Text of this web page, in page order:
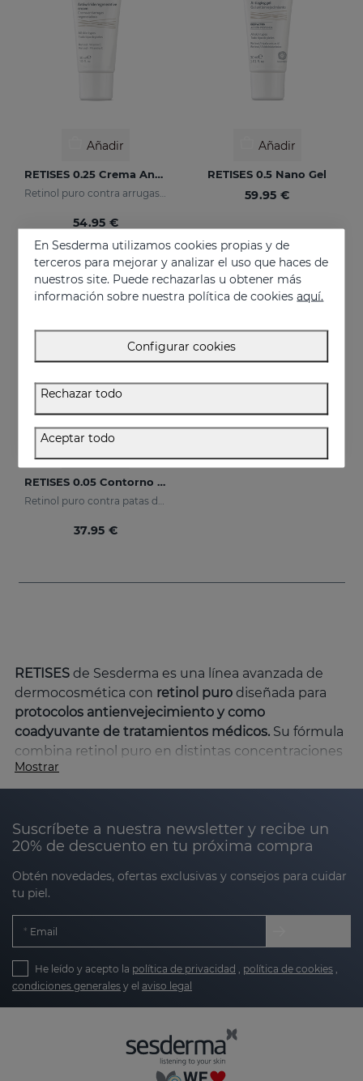
Añadir
RETISES 0.25 Crema Antiarrugas Regeneradora
54.95 €
Añadir
RETISES 0.5 Nano Gel
59.95 €
RETISES 0.05 Contorno De Ojos
Retinol puro contra patas de gallo
37.95 €
RETISES de Sesderma es una línea avanzada de
dermocosmética con retinol puro diseñada para
protocolos antienvejecimiento y como
coadyuvante de tratamientos médicos. Su fórmula
combina retinol puro en distintas concentraciones
con activos antiedad, como la glicoproteína del mar
antártico, antioxidantes como la vitamina C e
de activos combate eficazmente los signos del
envejecimiento, mejorando la textura, manchas y
firmeza de la piel.
¿Por qué elegir RETISES?
RETISES está formulada para abordar múltiples
preocupaciones de la piel:
suavizando las arrugas existentes y
previniendo la formación de nuevas.
Mostrar
Suscríbete a nuestra newsletter y recibe un
20% de descuento en tu próxima compra
Obtén novedades, ofertas exclusivas y consejos para cuidar
tu piel.
Email
He leído y acepto la política de privacidad , política de cookies ,
condiciones generales y el aviso legal
En Sesderma utilizamos cookies propias y de
terceros para mejorar y analizar el uso que haces de
nuestros site. Puede rechazarlas u obtener más
información sobre nuestra política de cookiesaquí.
Configurar cookies
Rechazar todo
Aceptar todo